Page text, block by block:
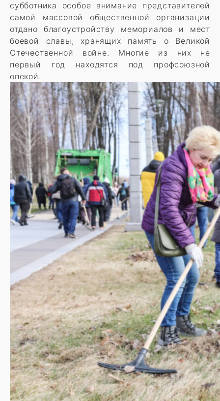
субботника особое внимание представителей
самой массовой общественной организации
отдано благоустройству мемориалов и мест
боевой славы, хранящих память о Великой
Отечественной войне. Многие из них не
первый год находятся под профсоюзной
опекой.